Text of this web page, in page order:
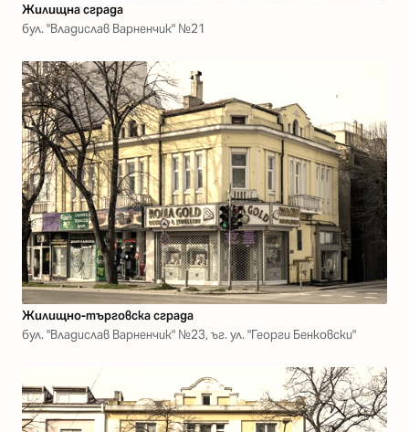
Жилищна сграда
бул. "Владислав Варненчик" №21
Жилищно-търговска сграда
бул. "Владислав Варненчик" №23, ъг. ул. "Георги Бенковски"